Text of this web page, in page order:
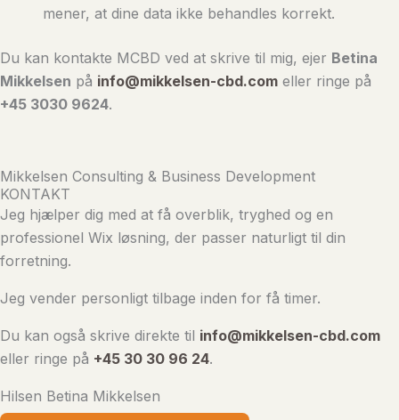
mener, at dine data ikke behandles korrekt.
Du kan kontakte MCBD ved at skrive til mig, ejer Betina
Mikkelsen på info@mikkelsen-cbd.com eller ringe på
+45 3030 9624.
Mikkelsen Consulting & Business Development
KONTAKT
Jeg hjælper dig med at få overblik, tryghed og en
professionel Wix løsning, der passer naturligt til din
forretning.
Jeg vender personligt tilbage inden for få timer.
Du kan også skrive direkte til info@mikkelsen-cbd.com
eller ringe på +45 30 30 96 24.
Hilsen Betina Mikkelsen